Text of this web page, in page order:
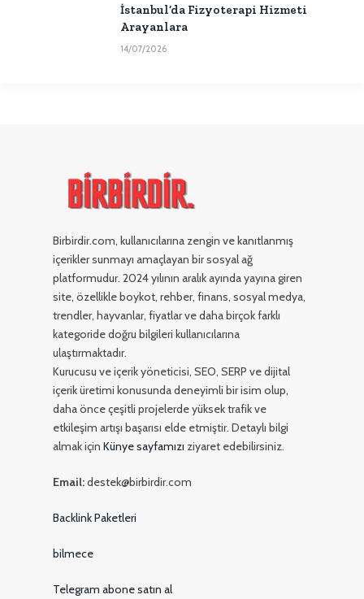
İstanbul’da Fizyoterapi Hizmeti
Arayanlara
14/07/2026
Birbirdir.com, kullanıcılarına zengin ve kanıtlanmış
içerikler sunmayı amaçlayan bir sosyal ağ
platformudur. 2024 yılının aralık ayında yayına giren
site, özellikle boykot, rehber, finans, sosyal medya,
trendler, hayvanlar, fiyatlar ve daha birçok farklı
kategoride doğru bilgileri kullanıcılarına
ulaştırmaktadır.
Kurucusu ve içerik yöneticisi, SEO, SERP ve dijital
içerik üretimi konusunda deneyimli bir isim olup,
daha önce çeşitli projelerde yüksek trafik ve
etkileşim artışı başarısı elde etmiştir. Detaylı bilgi
almak içinKünye sayfamızı ziyaret edebilirsiniz.
Email:destek@birbirdir.com
Backlink Paketleri
bilmece
Telegram abone satın al